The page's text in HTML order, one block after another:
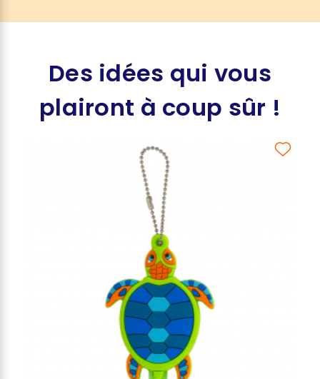
Des idées qui vous
plairont à coup sûr !